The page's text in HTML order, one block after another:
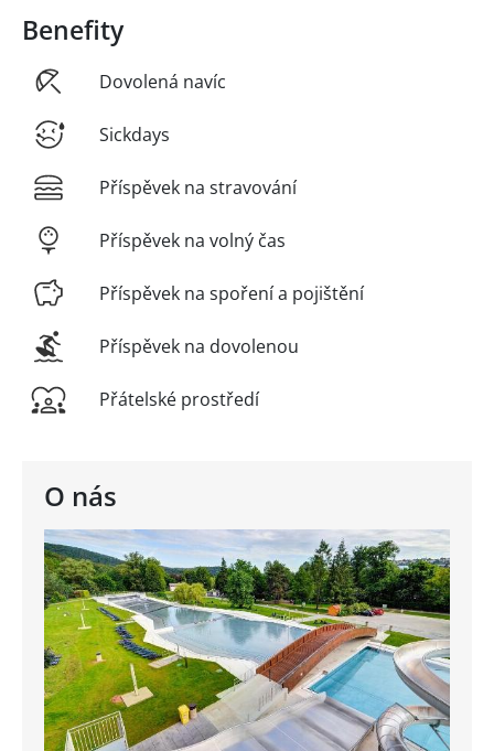
O nás
Benefity
Dovolená navíc
Sickdays
Příspěvek na stravování
Příspěvek na volný čas
Příspěvek na spoření a pojištění
Příspěvek na dovolenou
Přátelské prostředí